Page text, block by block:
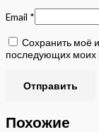
Email *
Сохранить моё
последующих моих
Похожие